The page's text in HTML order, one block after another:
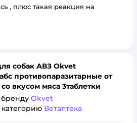
, плюс такая реакция на
собак АВЗ Okvet
противопаразитарные от
со вкусом мяса 3таблетки
Okvet
Ветаптека